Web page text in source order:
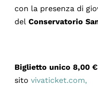
con la presenza di
del Conservatorio
Biglietto unico 8,00 €
sito vivaticket.com,